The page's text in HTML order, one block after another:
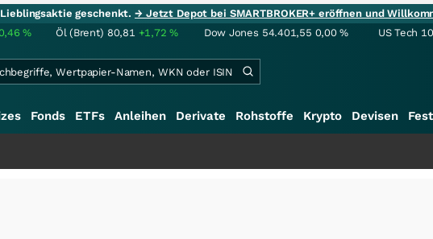
Lieblingsaktie geschenkt.→ Jetzt Depot bei SMARTBROKER+ eröffnen und
% Öl (Brent) 80,81 +1,72% Dow Jones 54.401,55 0,00% US Tech
Fonds ETFs Anleihen Derivate Rohstoffe Krypto Devisen